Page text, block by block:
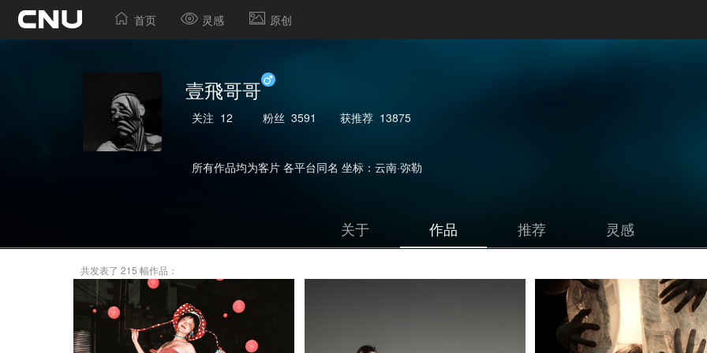
首页 灵感 原创
壹飛哥哥
关注 12 粉丝 3591 获推荐 13875
所有作品均为客片 各平台同名 坐标：云南·弥勒
关于 作品 推荐 灵感
共发表了 215 幅作品：